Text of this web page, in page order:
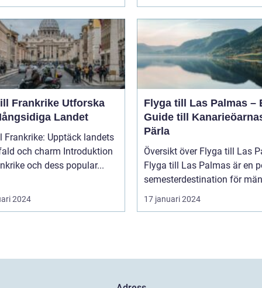
Utforska
Landet
Frankrike: Upptäck landets
charm Introduktion
och dess popular...
2024
Flyga till Las Palmas –
Guide till
Pärla
Översikt över Flyga till Las
Flyga till Las Palmas är en
semesterdestination för
17 januari 2024